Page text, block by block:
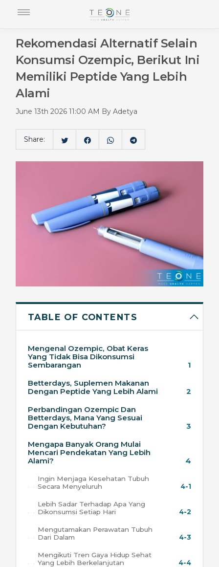
Rekomendasi Alternatif Selain
Konsumsi Ozempic, Berikut Ini
Memiliki Peptide Yang Lebih
Alami
June 13th 2026 11:00 AM By Adetya
Share:
TABLE OF CONTENTS
Mengenal Ozempic, Obat Keras
Yang Tidak Bisa Dikonsumsi
Sembarangan
1
Betterdays, Suplemen Makanan
Dengan Peptide Yang Lebih Alami
2
Perbandingan Ozempic Dan
Betterdays, Mana Yang Sesuai
Dengan Kebutuhan?
3
Mengapa Banyak Orang Mulai
Mencari Pendekatan Yang Lebih
Alami?
4
Ingin Menjaga Kesehatan Tubuh
Secara Menyeluruh
4-1
Lebih Sadar Terhadap Apa Yang
Dikonsumsi Setiap Hari
4-2
Mengutamakan Perawatan Tubuh
Dari Dalam
4-3
Mengikuti Tren Gaya Hidup Sehat
Yang Lebih Berkelanjutan
4-4